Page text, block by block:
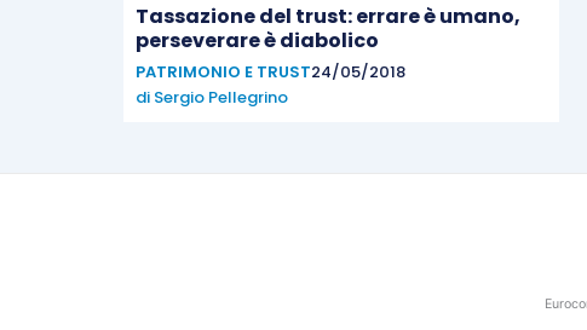
Tassazione del trust: errare è umano,
perseverare è diabolico
PATRIMONIO E TRUST24/05/2018
di Sergio Pellegrino